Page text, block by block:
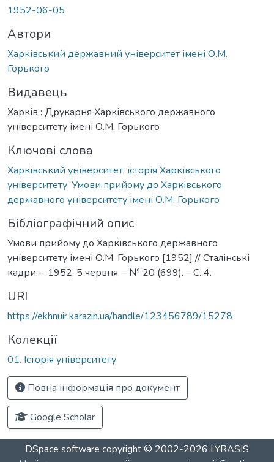
1952-06-05
Автори
Харківський державний університет імені О.М.
Горького
Видавець
Харків : Друкарня Харківського державного
університету імені О.М. Горького
Ключові слова
Харківський університет, історія Харківського
університету, Умови прийому до Харківського
державного університету імені О.М. Горького
Бібліографічний опис
Умови прийому до Харківського державного
університету імені О.М. Горького [1952] // Сталінські
кадри. – 1952, 5 червня. – № 20 (699). – С. 4.
URI
https://ekhnuir.karazin.ua/handle/123456789/15278
Колекції
01. Історія університету
Повна інформація про документ
Google Scholar
DSpace software copyright © 2002-2026 LYRASIS